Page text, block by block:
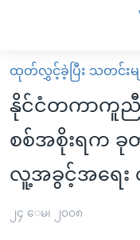
လွယ်ကူ
စေ
သည့်
များ
ပင်မ
မူလစာမျက်နှာ
မြန်မာ
ကမ္ဘာ့သတင်းများ
နိုင်ငံတကာ
ဗွီဒီယို
ထုတ်လွှင့်ခဲ့ပြီး သတင်းမျ
နိုင်ငံတကာကူညီ
စစ်အစိုးရက ခု
လူ့အခွင့်အရေး လှု
၂၄ ေမ၊ ၂၀၀၈